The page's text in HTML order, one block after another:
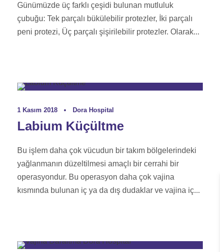
Günümüzde üç farklı çeşidi bulunan mutluluk
çubuğu: Tek parçalı bükülebilir protezler, İki parçalı
peni protezi, Üç parçalı şişirilebilir protezler. Olarak...
1 Kasım 2018 • Dora Hospital
Labium Küçültme
Bu işlem daha çok vücudun bir takım bölgelerindeki
yağlanmanın düzeltilmesi amaçlı bir cerrahi bir
operasyondur. Bu operasyon daha çok vajina
kısmında bulunan iç ya da dış dudaklar ve vajina iç...